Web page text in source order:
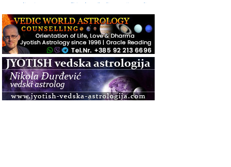
Radionica: Pomagači iz drugih dimenzija Online –
otvoreno za sve
21.08.
Zagreb+Online
Osnovni ThetaHealing® tečaj, Zagreb i Online
22.08.
Zagreb
Osnovna radionica za izscjeljivanje pranom (Basic
Pranic Healing course)
Pula